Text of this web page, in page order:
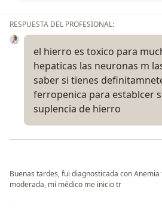
RESPUESTA DEL PROFESIONAL:
el hierro es toxico para
hepaticas las neuronas m
saber si tienes
ferropenica para establcer
suplencia de hierro
Buenas tardes, fui diagnosticada con
moderada, mi médico me inicio tr